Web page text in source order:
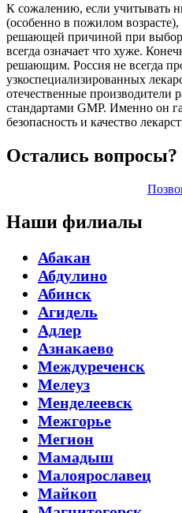
К сожалению, если учитывать
(особенно в пожилом возрасте),
решающей причиной при
всегда означает что хуже.
решающим. Россия не всегда
узкоспециализированных
отечественные производители
стандартами GMP. Именно он
безопасность и качество
Остались вопросы?
Наши филиалы
Абакан
Абдулино
Абинск
Агидель
Адлер
Азнакаево
Междуреченск
Мелеуз
Менделеевск
Межгорье
Мегион
Мамадыш
Малоярославец
Майкоп